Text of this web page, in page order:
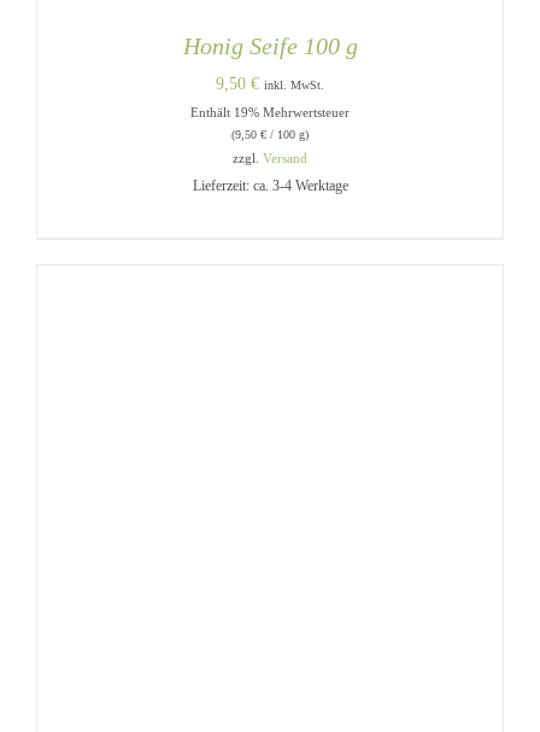
Honig Seife 100 g
9,50 € inkl. MwSt.
Enthält 19% Mehrwertsteuer
(9,50 € / 100 g)
zzgl. Versand
Lieferzeit: ca. 3-4 Werktage